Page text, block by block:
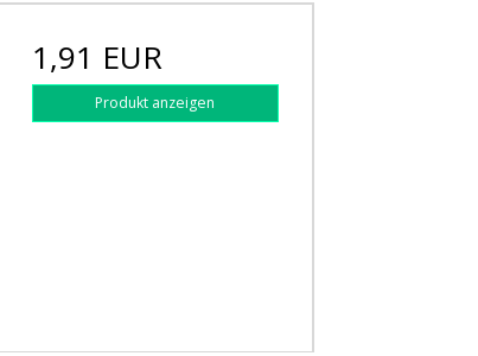
1,91 EUR
Produkt anzeigen